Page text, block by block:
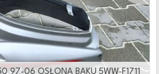
97-06 OSŁONA BAKU 5WW-F1711